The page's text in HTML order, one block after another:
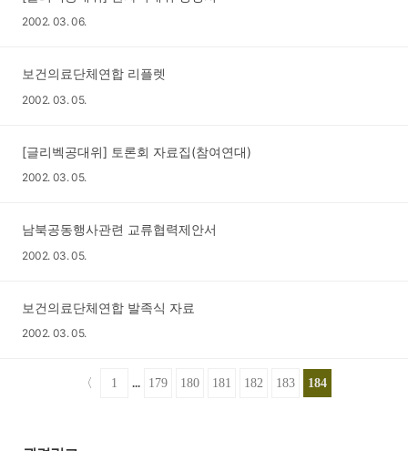
2002. 03. 06.
보건의료단체연합 리플렛
2002. 03. 05.
[글리벡공대위] 토론회 자료집(참여연대)
2002. 03. 05.
남북공동행사관련 교류협력제안서
2002. 03. 05.
보건의료단체연합 발족식 자료
2002. 03. 05.
〈 1 ... 179 180 181 182 183 184